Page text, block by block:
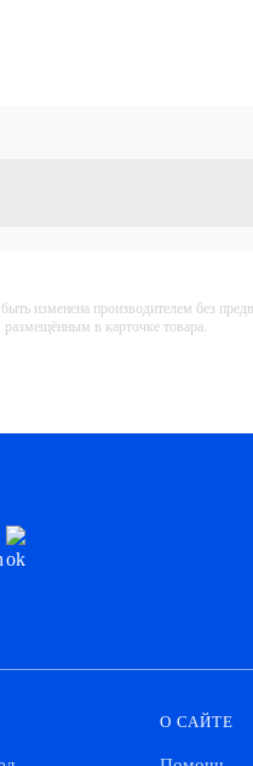
изменена производителем без
в карточке товара.
О САЙТЕ